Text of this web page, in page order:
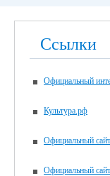
Ссылки
Официальный
Культура.рф
Официальный
Официальный